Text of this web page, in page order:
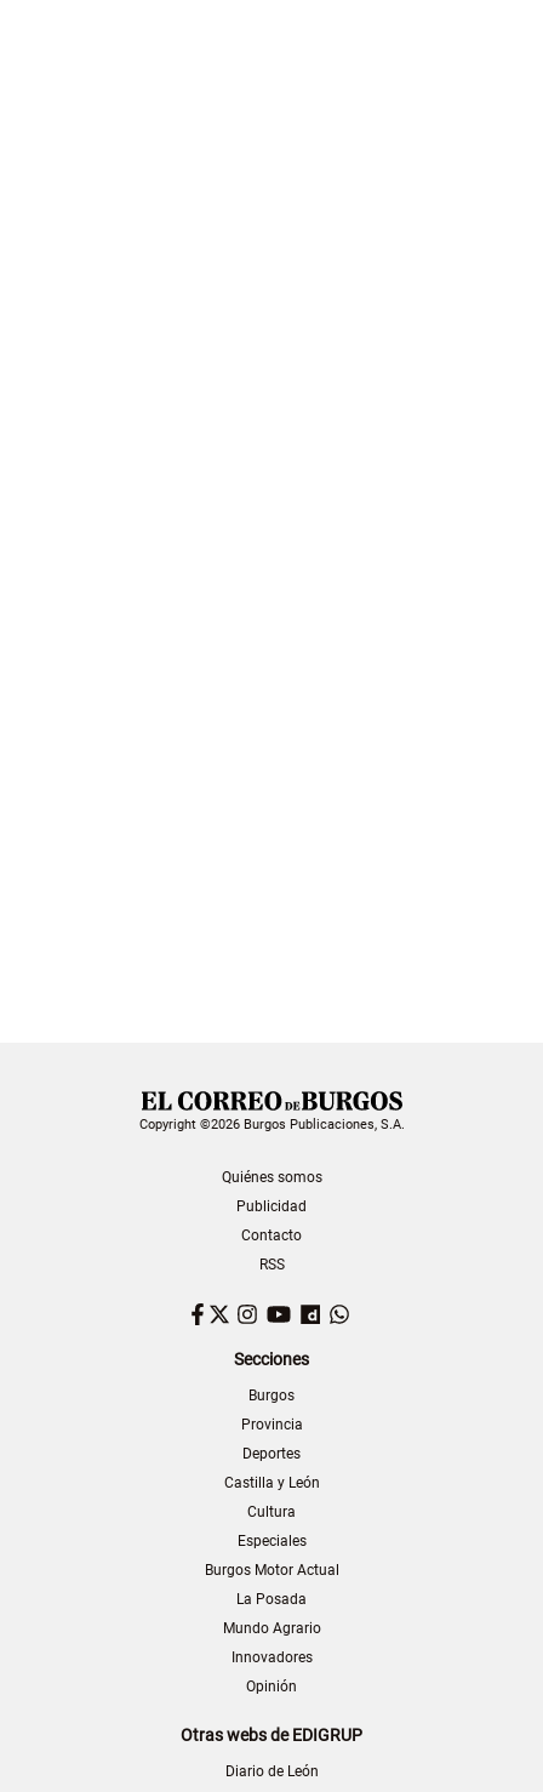
Copyright ©2026 Burgos Publicaciones, S.A.
Quiénes somos
Publicidad
Contacto
RSS
Facebook
TwitterInstagram
YouTubeDailymotion
Secciones
Burgos
Provincia
Deportes
Castilla y León
Cultura
Especiales
Burgos Motor Actual
La Posada
Mundo Agrario
Innovadores
Opinión
Otras webs de EDIGRUP
Diario de León